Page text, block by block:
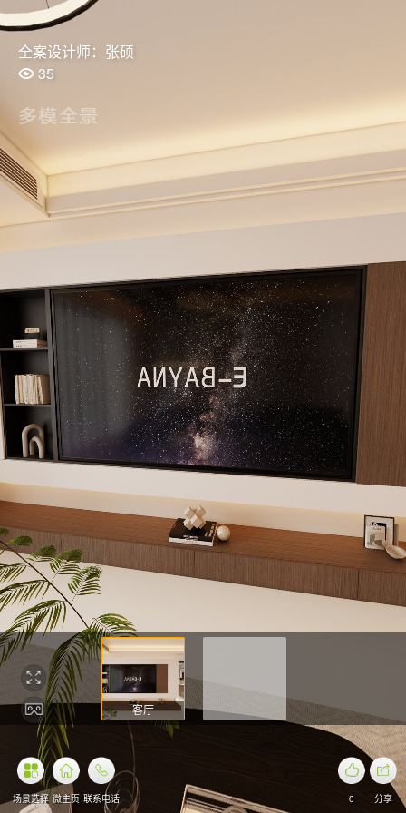
全案设计师：张硕
35
0 分享
场景选择 微主页 联系电话
客厅